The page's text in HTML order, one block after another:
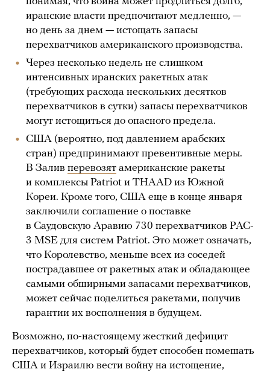
иранские власти предпочитают медленно, —
но день за днем — истощать запасы
перехватчиков американского производства.
Через несколько недель не слишком
интенсивных иранских ракетных атак
(требующих расхода нескольких десятков
перехватчиков в сутки) запасы перехватчиков
могут истощиться до опасного предела.
США (вероятно, под давлением арабских
стран) предпринимают превентивные меры.
В Залив перевозят американские ракеты
и комплексы Patriot и THAAD из Южной
Кореи. Кроме того, США еще в конце января
заключили соглашение о поставке
в Саудовскую Аравию 730 перехватчиков PAC-
3 MSE для систем Patriot. Это может означать,
что Королевство, меньше всех из соседей
пострадавшее от ракетных атак и обладающее
самыми обширными запасами перехватчиков,
может сейчас поделиться ракетами, получив
гарантии их восполнения в будущем.
Возможно, по-настоящему жесткий дефицит
перехватчиков, который будет способен помешать
США и Израилю вести войну на истощение,